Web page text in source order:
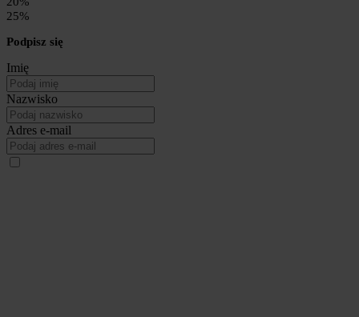
25%
Podpisz się
Imię
Nazwisko
Adres e-mail